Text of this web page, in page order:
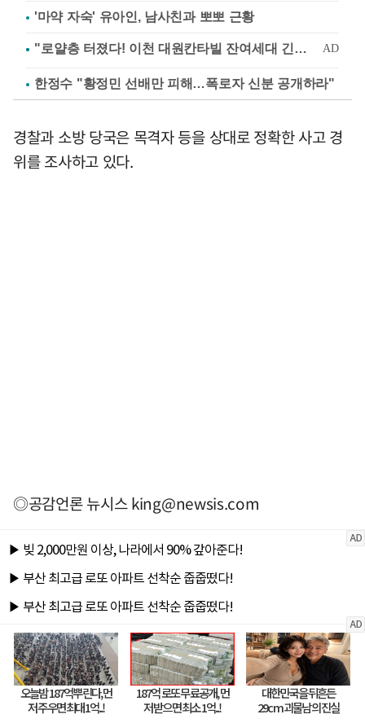
'마약 자숙' 유아인, 남사친과 뽀뽀 근황
한정수 "황정민 선배만 피해…폭로자 신분 공개하라"
경찰과 소방 당국은 목격자 등을 상대로 정확한 사고 경
위를 조사하고 있다.
◎공감언론 뉴시스king@newsis.com